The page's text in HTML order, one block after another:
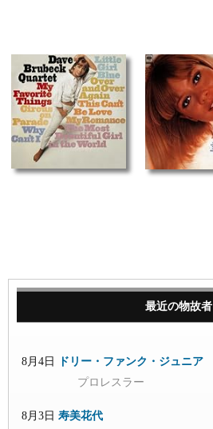
最近の物故者
8月4日
ドリー・ファンク・ジュニア
プロレスラー
8月3日 寿美花代